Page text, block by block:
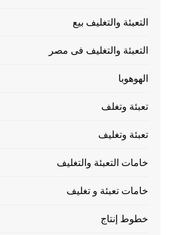
التعبئة والتغليف بيع
التعبئة والتغليف فى مصر
الهوهوبا
تعبئة وتغلف
تعبئة وتغليف
خامات التعبئة والتغليف
خامات تعبئة و تغليف
خطوط إنتاج